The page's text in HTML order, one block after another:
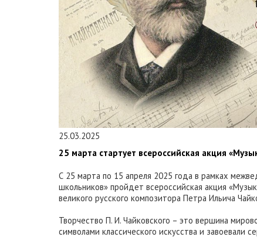
25.03.2025
25 марта стартует всероссийская акция
С 25 марта по 15 апреля 2025 года в рамках
школьников» пройдет всероссийская акция
великого русского композитора Петра Ильича
Творчество П. И. Чайковского – это вершина
символами классического искусства и завоевали